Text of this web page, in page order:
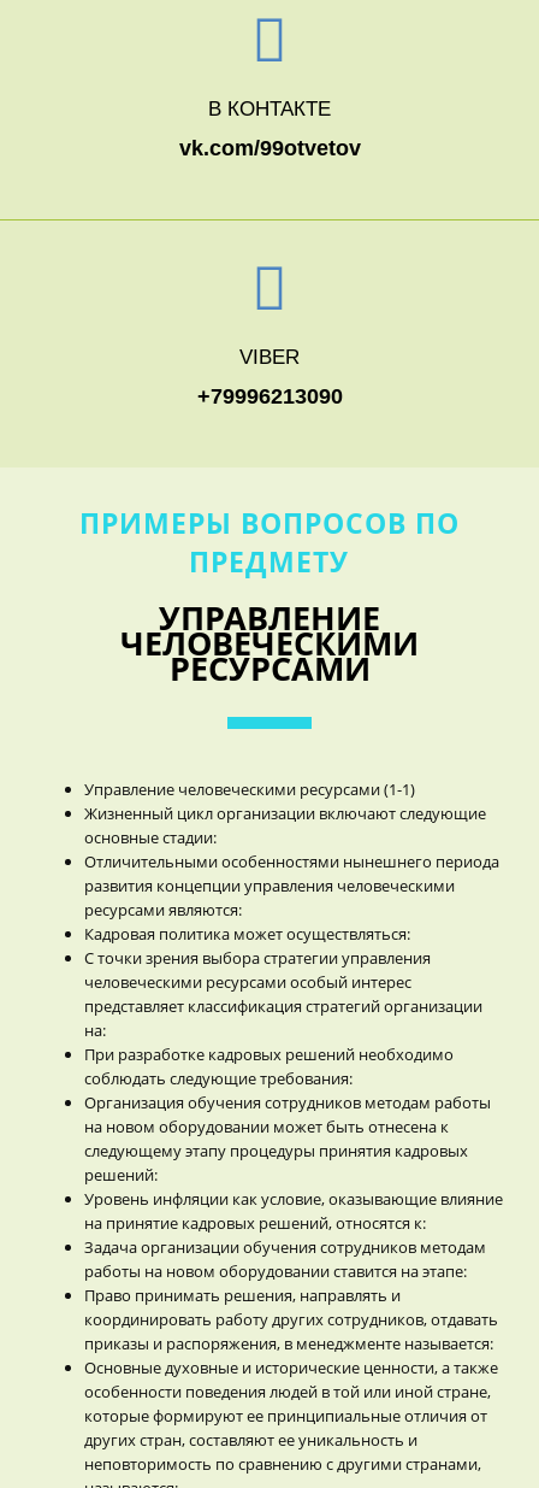
В КОНТАКТЕ
vk.com/99otvetov
VIBER
+79996213090
ПРИМЕРЫ ВОПРОСОВ ПО
ПРЕДМЕТУ
УПРАВЛЕНИЕ
ЧЕЛОВЕЧЕСКИМИ
РЕСУРСАМИ
Управление человеческими ресурсами (1-1)
Жизненный цикл организации включают следующие
основные стадии:
Отличительными особенностями нынешнего периода
развития концепции управления человеческими
ресурсами являются:
Кадровая политика может осуществляться:
С точки зрения выбора стратегии управления
человеческими ресурсами особый интерес
представляет классификация стратегий организации
на:
При разработке кадровых решений необходимо
соблюдать следующие требования:
Организация обучения сотрудников методам работы
на новом оборудовании может быть отнесена к
следующему этапу процедуры принятия кадровых
решений:
Уровень инфляции как условие, оказывающие влияние
на принятие кадровых решений, относятся к:
Задача организации обучения сотрудников методам
работы на новом оборудовании ставится на этапе:
Право принимать решения, направлять и
координировать работу других сотрудников, отдавать
приказы и распоряжения, в менеджменте называется:
Основные духовные и исторические ценности, а также
особенности поведения людей в той или иной стране,
которые формируют ее принципиальные отличия от
других стран, составляют ее уникальность и
неповторимость по сравнению с другими странами,